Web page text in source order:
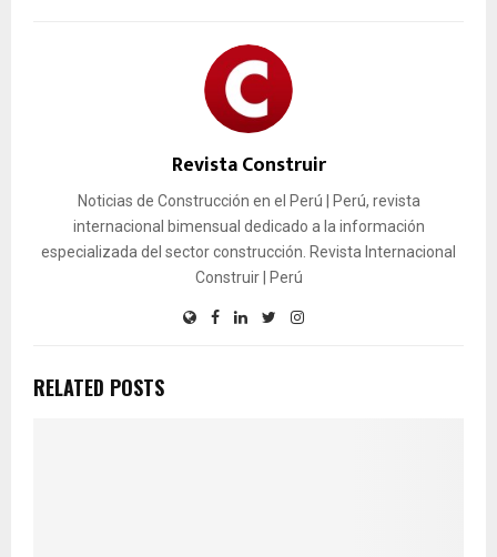
Revista Construir
Noticias de Construcción en el Perú | Perú, revista
internacional bimensual dedicado a la información
especializada del sector construcción. Revista Internacional
Construir | Perú
RELATED POSTS